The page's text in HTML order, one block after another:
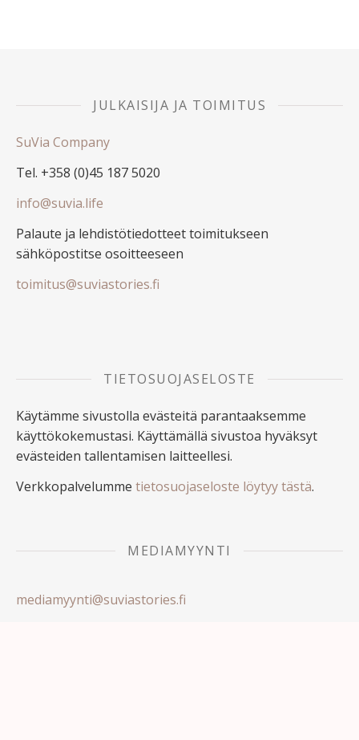
JULKAISIJA JA TOIMITUS
SuVia Company
Tel. +358 (0)45 187 5020
info@suvia.life
Palaute ja lehdistötiedotteet toimitukseen
sähköpostitse osoitteeseen
toimitus@suviastories.fi
TIETOSUOJASELOSTE
Käytämme sivustolla evästeitä parantaaksemme
käyttökokemustasi. Käyttämällä sivustoa hyväksyt
evästeiden tallentamisen laitteellesi.
Verkkopalvelumme tietosuojaseloste löytyy tästä.
MEDIAMYYNTI
mediamyynti@suviastories.fi